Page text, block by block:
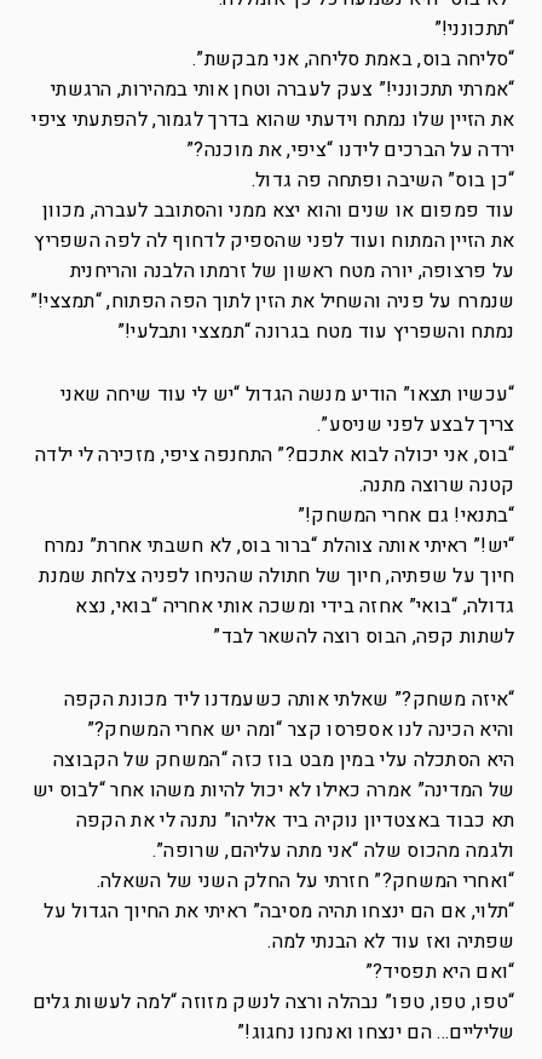
“תתכונני!”
“סליחה בוס, באמת סליחה, אני מבקשת”.
“אמרתי תתכונני!” צעק לעברה וטחן אותי במהירות, הרגשתי
את הזיין שלו נמתח וידעתי שהוא בדרך לגמור, להפתעתי ציפי
ירדה על הברכים לידנו “ציפי, את מוכנה?”
“כן בוס” השיבה ופתחה פה גדול.
עוד פמפום או שנים והוא יצא ממני והסתובב לעברה, מכוון
את הזיין המתוח ועוד לפני שהספיק לדחוף לה לפה השפריץ
על פרצופה, יורה מטח ראשון של זרמתו הלבנה והריחנית
שנמרח על פניה והשחיל את הזין לתוך הפה הפתוח, “תמצצי!”
נמתח והשפריץ עוד מטח בגרונה “תמצצי ותבלעי!”
“עכשיו תצאו” הודיע מנשה הגדול “יש לי עוד שיחה שאני
צריך לבצע לפני שניסע”.
“בוס, אני יכולה לבוא אתכם?” התחנפה ציפי, מזכירה לי ילדה
קטנה שרוצה מתנה.
“בתנאי! גם אחרי המשחק!”
“יש!” ראיתי אותה צוהלת “ברור בוס, לא חשבתי אחרת” נמרח
חיוך על שפתיה, חיוך של חתולה שהניחו לפניה צלחת שמנת
גדולה, “בואי” אחזה בידי ומשכה אותי אחריה “בואי, נצא
לשתות קפה, הבוס רוצה להשאר לבד”
“איזה משחק?” שאלתי אותה כשעמדנו ליד מכונת הקפה
והיא הכינה לנו אספרסו קצר “ומה יש אחרי המשחק?”
היא הסתכלה עלי במין מבט בוז כזה “המשחק של הקבוצה
של המדינה” אמרה כאילו לא יכול להיות משהו אחר “לבוס יש
תא כבוד באצטדיון נוקיה ביד אליהו” נתנה לי את הקפה
ולגמה מהכוס שלה “אני מתה עליהם, שרופה”.
“ואחרי המשחק?” חזרתי על החלק השני של השאלה.
“תלוי, אם הם ינצחו תהיה מסיבה” ראיתי את החיוך הגדול על
שפתיה ואז עוד לא הבנתי למה.
“ואם היא תפסיד?”
“טפו, טפו, טפו” נבהלה ורצה לנשק מזוזה “למה לעשות גלים
שליליים… הם ינצחו ואנחנו נחגוג!”